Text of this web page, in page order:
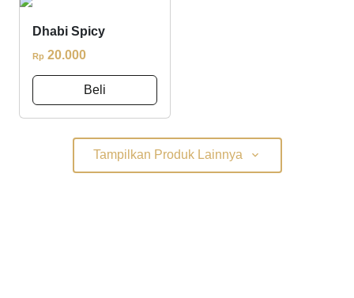
Dhabi Spicy
Rp 20.000
Beli
Tampilkan Produk Lainnya